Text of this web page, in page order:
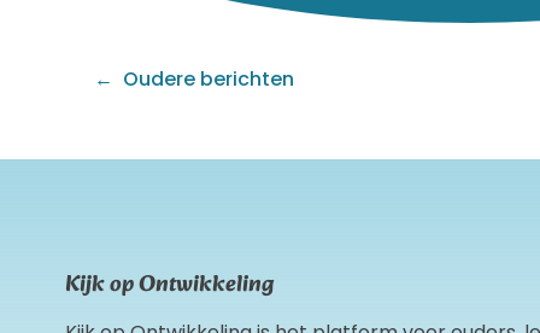
navigatieOudere berichten
Kijk op Ontwikkeling